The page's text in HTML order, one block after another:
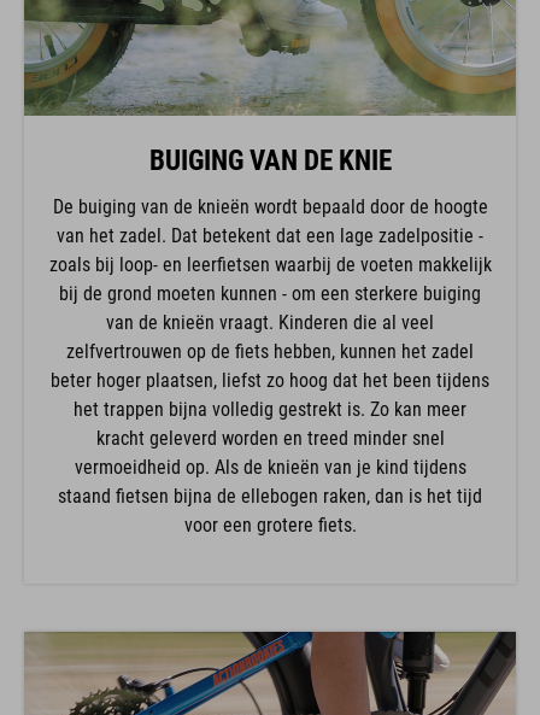
BUIGING VAN DE KNIE
De buiging van de knieën wordt bepaald door de hoogte
van het zadel. Dat betekent dat een lage zadelpositie -
zoals bij loop- en leerfietsen waarbij de voeten makkelijk
bij de grond moeten kunnen - om een sterkere buiging
van de knieën vraagt. Kinderen die al veel
zelfvertrouwen op de fiets hebben, kunnen het zadel
beter hoger plaatsen, liefst zo hoog dat het been tijdens
het trappen bijna volledig gestrekt is. Zo kan meer
kracht geleverd worden en treed minder snel
vermoeidheid op. Als de knieën van je kind tijdens
staand fietsen bijna de ellebogen raken, dan is het tijd
voor een grotere fiets.